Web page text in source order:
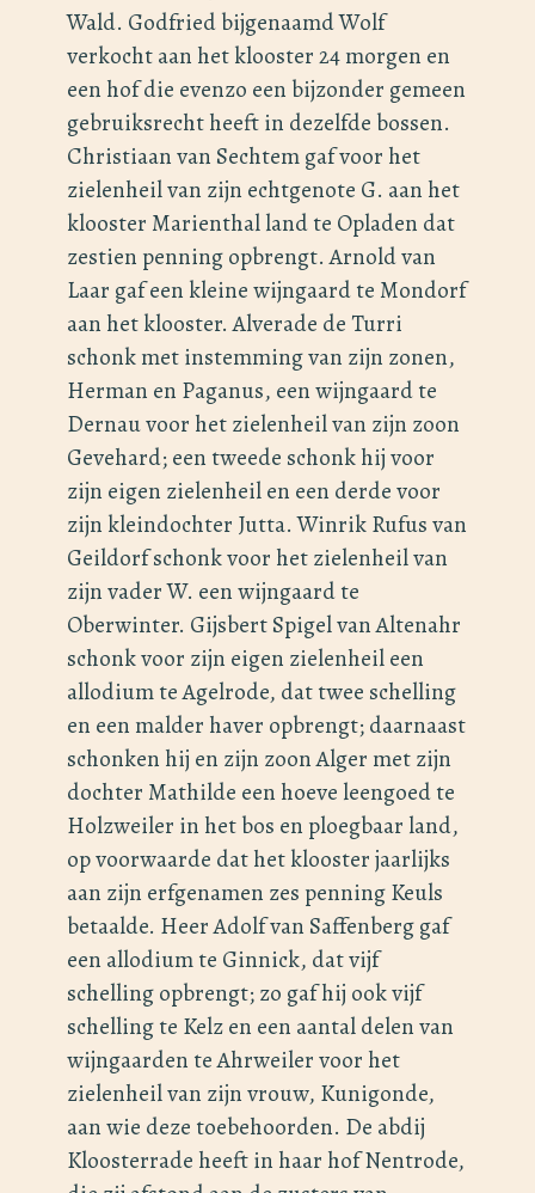
Wald. Godfried bijgenaamd Wolf
verkocht aan het klooster 24 morgen en
een hof die evenzo een bijzonder gemeen
gebruiksrecht heeft in dezelfde bossen.
Christiaan van Sechtem gaf voor het
zielenheil van zijn echtgenote G. aan het
klooster Marienthal land te Opladen dat
zestien penning opbrengt. Arnold van
Laar gaf een kleine wijngaard te Mondorf
aan het klooster. Alverade de Turri
schonk met instemming van zijn zonen,
Herman en Paganus, een wijngaard te
Dernau voor het zielenheil van zijn zoon
Gevehard; een tweede schonk hij voor
zijn eigen zielenheil en een derde voor
zijn kleindochter Jutta. Winrik Rufus van
Geildorf schonk voor het zielenheil van
zijn vader W. een wijngaard te
Oberwinter. Gijsbert Spigel van Altenahr
schonk voor zijn eigen zielenheil een
allodium te Agelrode, dat twee schelling
en een malder haver opbrengt; daarnaast
schonken hij en zijn zoon Alger met zijn
dochter Mathilde een hoeve leengoed te
Holzweiler in het bos en ploegbaar land,
op voorwaarde dat het klooster jaarlijks
aan zijn erfgenamen zes penning Keuls
betaalde. Heer Adolf van Saffenberg gaf
een allodium te Ginnick, dat vijf
schelling opbrengt; zo gaf hij ook vijf
schelling te Kelz en een aantal delen van
wijngaarden te Ahrweiler voor het
zielenheil van zijn vrouw, Kunigonde,
aan wie deze toebehoorden. De abdij
Kloosterrade heeft in haar hof Nentrode,